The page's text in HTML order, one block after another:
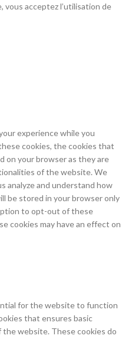
acceptez l’utilisation de
experience while you
cookies, the cookies that
on your browser as they are
of the website. We
analyze and understand how
be stored in your browser only
to opt-out of these
cookies may have an effect on
for the website to function
that ensures basic
website. These cookies do